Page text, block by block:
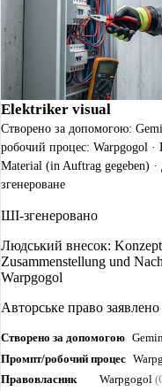
Elektriker visual
Створено за допомогою:
робочий процес: Warpgogol ·
Material (in Auftrag gegeben)
згенероване
ШІ-згенеровано
Людський внесок:
Zusammenstellung und
Warpgogol
Авторське право заявлено
Створено за допомогою
Промпт/робочий процес
Правовласник
Warpgogol